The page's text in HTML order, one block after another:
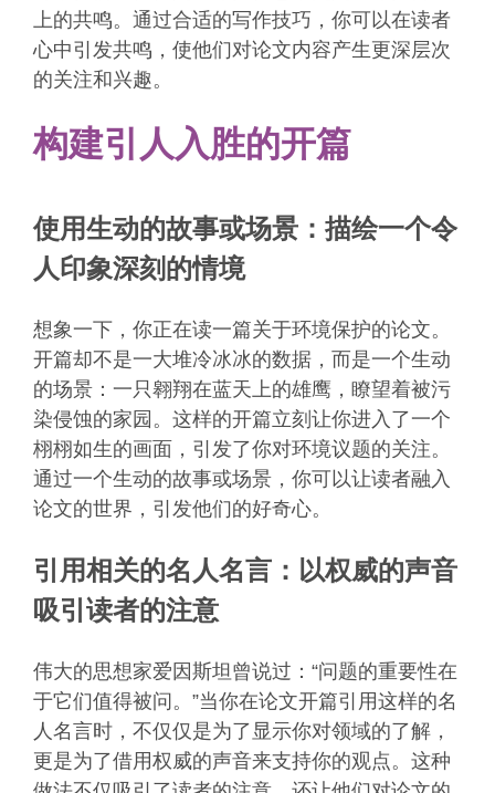
上的共鸣。通过合适的写作技巧，你可以在读者
心中引发共鸣，使他们对论文内容产生更深层次
的关注和兴趣。
构建引人入胜的开篇
使用生动的故事或场景：描绘一个令
人印象深刻的情境
想象一下，你正在读一篇关于环境保护的论文。
开篇却不是一大堆冷冰冰的数据，而是一个生动
的场景：一只翱翔在蓝天上的雄鹰，瞭望着被污
染侵蚀的家园。这样的开篇立刻让你进入了一个
栩栩如生的画面，引发了你对环境议题的关注。
通过一个生动的故事或场景，你可以让读者融入
论文的世界，引发他们的好奇心。
引用相关的名人名言：以权威的声音
吸引读者的注意
伟大的思想家爱因斯坦曾说过：“问题的重要性在
于它们值得被问。”当你在论文开篇引用这样的名
人名言时，不仅仅是为了显示你对领域的了解，
更是为了借用权威的声音来支持你的观点。这种